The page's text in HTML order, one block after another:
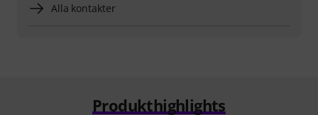
Alla kontakter
Produkthighlights